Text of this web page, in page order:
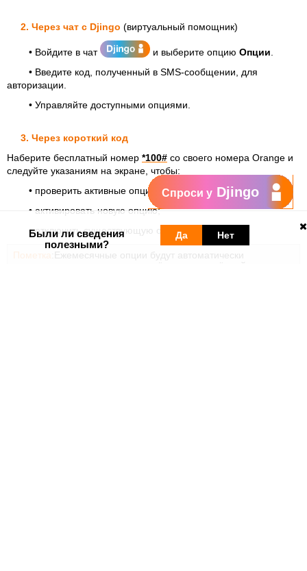
2. Через чат с Djingo (виртуальный помощник)
• Войдите в чат и выберите опцию Опции
• Введите код, полученный в SMS-сообщении, для
авторизации.
• Управляйте доступными опциями.
3. Через короткий код
Наберите бесплатный номер *100# со своего номера Orange и
следуйте указаниям на экране, чтобы:
• проверить активные опции;
• активировать новую опцию;
• отключить существующую опцию.
Пометка
:Ежемесячные опции будут автоматически
продлеваться и включаться в счёт в ваш расчётный день,
Были ли сведения
полезными?
Да Нет
Спроси у Djingo